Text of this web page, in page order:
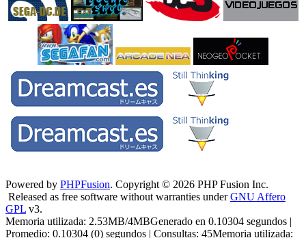
Powered by PHPFusion. Copyright © 2026 PHP Fusion Inc.
Released as free software without warranties underGNU Affero
GPL v3.
Memoria utilizada: 2.53MB/4MBGenerado en 0.10304 segundos |
Promedio: 0.10304 (0) segundos | Consultas: 45Memoria utilizada: